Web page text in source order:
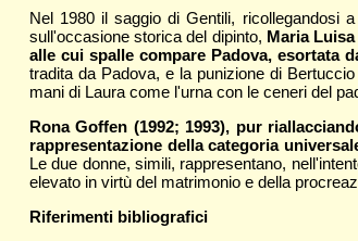
Nel 1980 il saggio di Gentili, ricollegandosi
sull'occasione storica del dipinto, Maria
alle cui spalle compare Padova, esortata
tradita da Padova, e la punizione di
mani di Laura come l'urna con le ceneri del
Rona Goffen (1992; 1993), pur
rappresentazione della categoria
Le due donne, simili, rappresentano,
elevato in virtù del matrimonio e della
Riferimenti bibliografici